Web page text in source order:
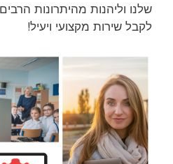
שלנו וליהנות מהיתרונות
לקבל שירות מקצועי ויעיל!